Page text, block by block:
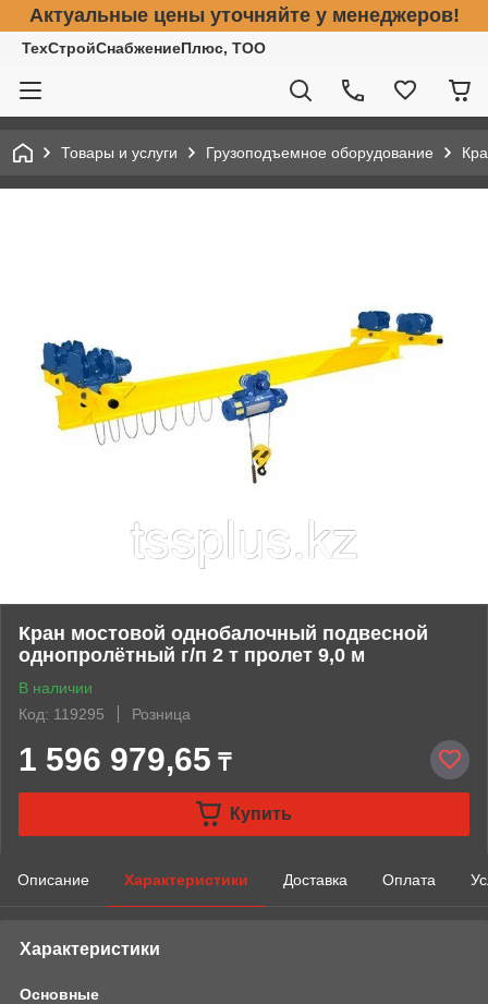
Актуальные цены уточняйте у менеджеров!
ТехСтройСнабжениеПлюс, ТОО
Товары и услуги Грузоподъемное оборудование
Кран мостовой однобалочный подвесной
однопролётный г/п 2 т пролет 9,0 м
В наличии
Код: 119295
Розница
1 596 979,65 ₸
Купить
Описание Характеристики Доставка Оплата
Характеристики
Основные